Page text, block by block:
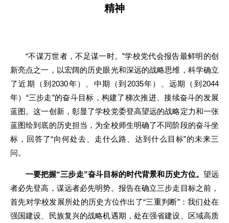
精神
“不谋万世者，不足谋一时。”学校党代会报告最鲜明的创
新亮点之一，以宏阔的历史眼光和深远的战略思维，科学确立
了近期（到2030年）、中期（到2035年）、远期（到2044
年）“三步走”的奋斗目标，构建了梯次推进、接续奋斗的发展
蓝图。这一创新，彰显了学校党委登高望远的战略定力和一张
蓝图绘到底的历史担当，为全校师生明确了不同阶段的奋斗坐
标，回答了“向何处去、走什么路、达到什么目标”的未来三
问。
一要把握“三步走”奋斗目标的时代背景和历史方位。 望远
者必先登高，谋远者必先明势。报告在确立三步走目标之前，
首先对学校发展所处的历史方位作出了“三重判断”：我们处在
强国建设、民族复兴的战略机遇期，处在强省建设、区域高质